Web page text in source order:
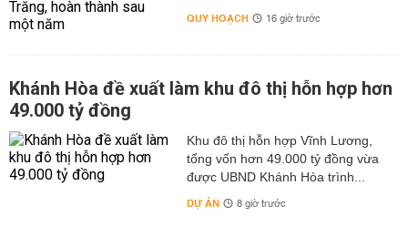
QUY HOẠCH 16 giờ trước
Khánh Hòa đề xuất làm khu đô thị hỗn hợp hơn
49.000 tỷ đồng
Khu đô thị hỗn hợp Vĩnh Lương,
tổng vốn hơn 49.000 tỷ đồng vừa
được UBND Khánh Hòa trình...
DỰ ÁN 8 giờ trước